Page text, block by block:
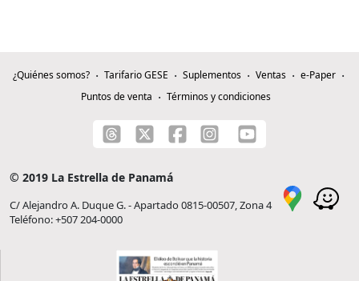
¿Quiénes somos? Tarifario GESE Suplementos Ventas
e-Paper
Puntos de venta
Términos y condiciones
© 2019 La Estrella de Panamá
C/ Alejandro A. Duque G. - Apartado 0815-00507, Zona 4
Teléfono: +507 204-0000